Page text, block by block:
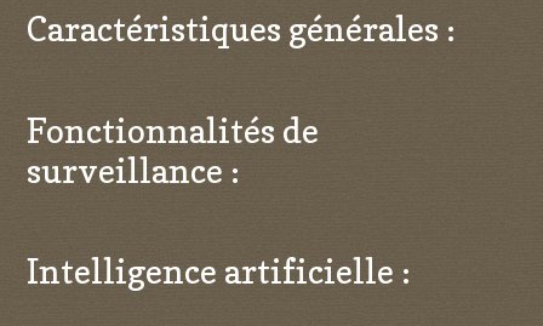
Caractéristiques générales :
Fonctionnalités de
surveillance :
Intelligence artificielle :